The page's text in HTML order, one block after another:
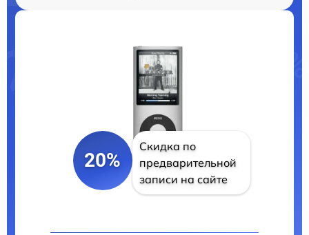
20%
Скидка по
предварительной
записи на сайте